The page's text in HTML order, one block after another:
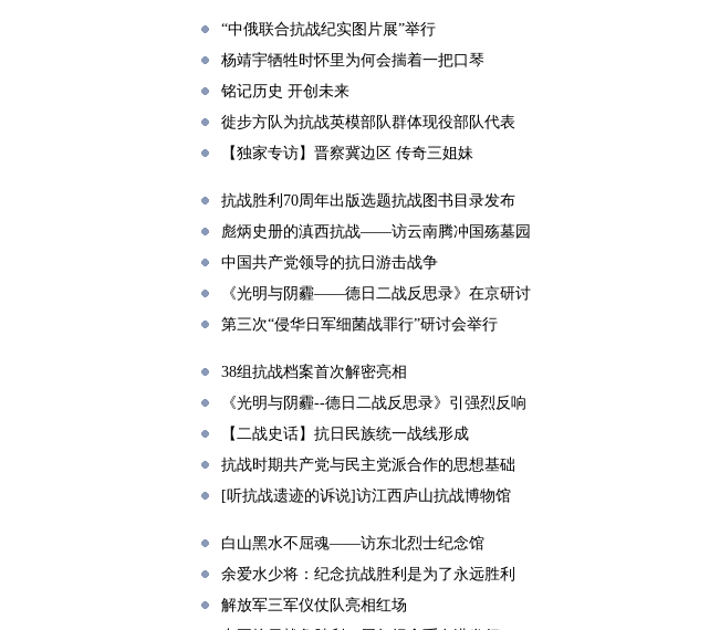
“中俄联合抗战纪实图片展”举行
杨靖宇牺牲时怀里为何会揣着一把口琴
铭记历史 开创未来
徙步方队为抗战英模部队群体现役部队代表
【独家专访】晋察冀边区 传奇三姐妹
抗战胜利70周年出版选题抗战图书目录发布
彪炳史册的滇西抗战——访云南腾冲国殇墓园
中国共产党领导的抗日游击战争
《光明与阴霾——德日二战反思录》在京研讨
第三次“侵华日军细菌战罪行”研讨会举行
38组抗战档案首次解密亮相
《光明与阴霾--德日二战反思录》引强烈反响
【二战史话】抗日民族统一战线形成
抗战时期共产党与民主党派合作的思想基础
[听抗战遗迹的诉说]访江西庐山抗战博物馆
白山黑水不屈魂——访东北烈士纪念馆
余爱水少将：纪念抗战胜利是为了永远胜利
解放军三军仪仗队亮相红场